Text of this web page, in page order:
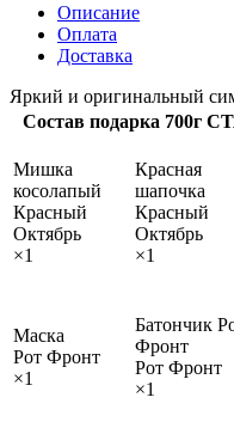
Описание
Оплата
Доставка
Яркий и оригинальный
Состав подарка 700г
Мишка
косолапый
Красный
Октябрь
×1
Красная
шапочка
Красный
Октябрь
×1
Маска
Рот Фронт
×1
Батончик
Фронт
Рот Фронт
×1